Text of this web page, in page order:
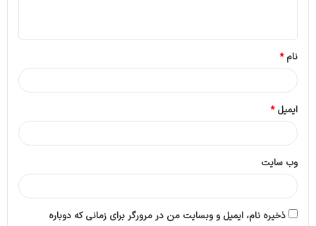
*
نام*
ایمیل*
وب‌ سایت
ذخیره نام، ایمیل و وبسایت من در مرورگر برای زمانی که دوباره